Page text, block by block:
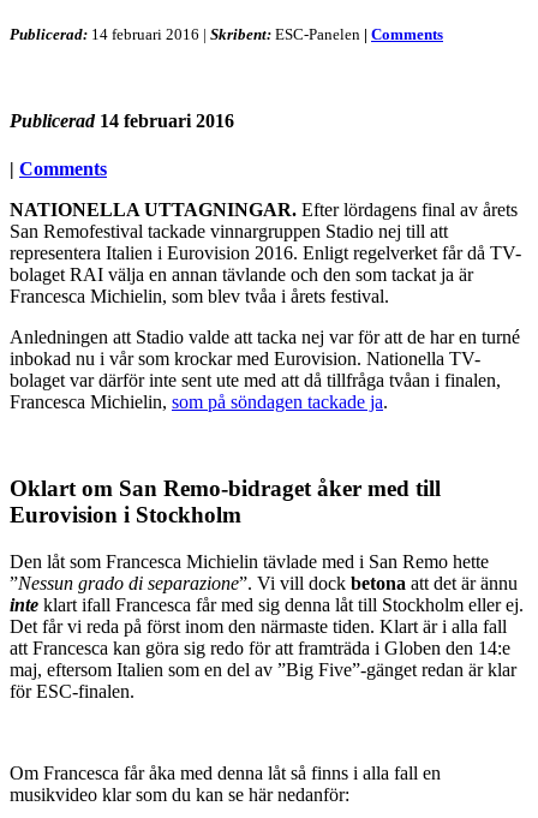
Publicerad: 14 februari 2016 | Skribent: ESC-Panelen | Comments
Publicerad 14 februari 2016
| Comments
NATIONELLA UTTAGNINGAR. Efter lördagens final av årets
San Remofestival tackade vinnargruppen Stadio nej till att
representera Italien i Eurovision 2016. Enligt regelverket får då TV-
bolaget RAI välja en annan tävlande och den som tackat ja är
Francesca Michielin, som blev tvåa i årets festival.
Anledningen att Stadio valde att tacka nej var för att de har en turné
inbokad nu i vår som krockar med Eurovision. Nationella TV-
bolaget var därför inte sent ute med att då tillfråga tvåan i finalen,
Francesca Michielin, som på söndagen tackade ja.
Oklart om San Remo-bidraget åker med till
Eurovision i Stockholm
Den låt som Francesca Michielin tävlade med i San Remo hette
”Nessun grado di separazione”. Vi vill dock betona att det är ännu
inte klart ifall Francesca får med sig denna låt till Stockholm eller ej.
Det får vi reda på först inom den närmaste tiden. Klart är i alla fall
att Francesca kan göra sig redo för att framträda i Globen den 14:e
maj, eftersom Italien som en del av ”Big Five”-gänget redan är klar
för ESC-finalen.
Om Francesca får åka med denna låt så finns i alla fall en
musikvideo klar som du kan se här nedanför: